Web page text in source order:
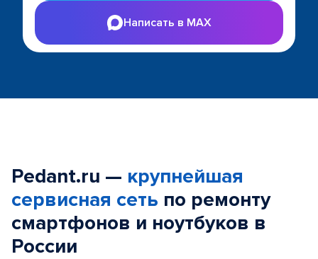
Написать в MAX
Pedant.ru — крупнейшая
сервисная сеть по ремонту
смартфонов и ноутбуков в
России